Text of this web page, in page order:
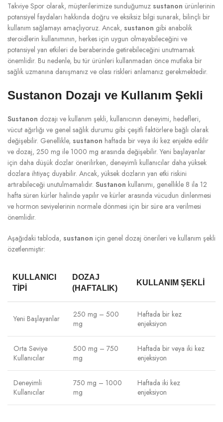
Takviye Spor olarak, müşterilerimize sunduğumuz sustanon ürünlerinin
potansiyel faydaları hakkında doğru ve eksiksiz bilgi sunarak, bilinçli bir
kullanım sağlamayı amaçlıyoruz. Ancak, sustanon gibi anabolik
steroidlerin kullanımının, herkes için uygun olmayabileceğini ve
potansiyel yan etkileri de beraberinde getirebileceğini unutmamak
önemlidir. Bu nedenle, bu tür ürünleri kullanmadan önce mutlaka bir
sağlık uzmanına danışmanız ve olası riskleri anlamanız gerekmektedir.
Sustanon Dozajı ve Kullanım Şekli
Sustanon dozajı ve kullanım şekli, kullanıcının deneyimi, hedefleri,
vücut ağırlığı ve genel sağlık durumu gibi çeşitli faktörlere bağlı olarak
değişebilir. Genellikle, sustanon haftada bir veya iki kez enjekte edilir
ve dozaj, 250 mg ile 1000 mg arasında değişebilir. Yeni başlayanlar
için daha düşük dozlar önerilirken, deneyimli kullanıcılar daha yüksek
dozlara ihtiyaç duyabilir. Ancak, yüksek dozların yan etki riskini
artırabileceği unutulmamalıdır. Sustanon kullanımı, genellikle 8 ila 12
hafta süren kürler halinde yapılır ve kürler arasında vücudun dinlenmesi
ve hormon seviyelerinin normale dönmesi için bir süre ara verilmesi
önemlidir.
Aşağıdaki tabloda, sustanon için genel dozaj önerileri ve kullanım şekli
özetlenmiştir:
KULLANICI
TIPI
DOZAJ
(HAFTALIK)
KULLANIM ŞEKLI
Yeni Başlayanlar
250 mg – 500
mg
Haftada bir kez
enjeksiyon
Orta Seviye
Kullanıcılar
500 mg – 750
mg
Haftada bir veya iki kez
enjeksiyon
Deneyimli
Kullanıcılar
750 mg – 1000
mg
Haftada iki kez
enjeksiyon